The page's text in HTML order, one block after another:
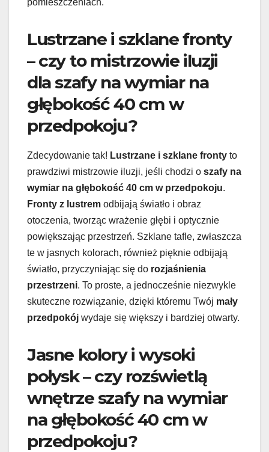
Lustrzane i szklane fronty
– czy to mistrzowie iluzji
dla szafy na wymiar na
głębokość 40 cm w
przedpokoju?
Zdecydowanie tak! Lustrzane i szklane fronty to
prawdziwi mistrzowie iluzji, jeśli chodzi o szafy na
wymiar na głębokość 40 cm w przedpokoju.
Fronty z lustrem odbijają światło i obraz
otoczenia, tworząc wrażenie głębi i optycznie
powiększając przestrzeń. Szklane tafle, zwłaszcza
te w jasnych kolorach, również pięknie odbijają
światło, przyczyniając się do rozjaśnienia
przestrzeni. To proste, a jednocześnie niezwykle
skuteczne rozwiązanie, dzięki któremu Twój mały
przedpokój wydaje się większy i bardziej otwarty.
Jasne kolory i wysoki
połysk – czy rozświetlą
wnętrze szafy na wymiar
na głębokość 40 cm w
przedpokoju?